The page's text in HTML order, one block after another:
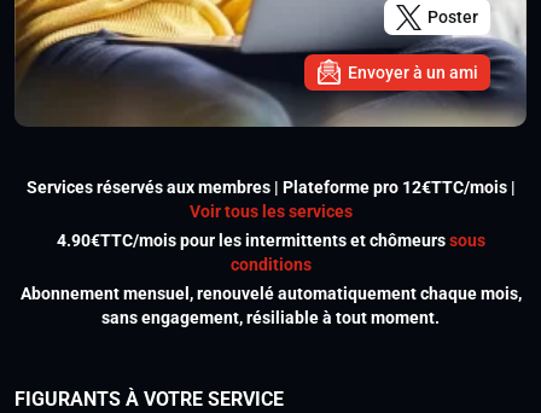
Poster
Envoyer à un ami
Services réservés aux membres | Plateforme pro 12€TTC/mois |
Voir tous les services
4.90€TTC/mois pour les intermittents et chômeurssous
conditions
Abonnement mensuel, renouvelé automatiquement chaque mois,
sans engagement, résiliable à tout moment.
FIGURANTS À VOTRE SERVICE